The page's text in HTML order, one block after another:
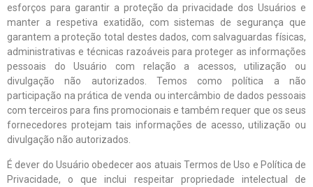
esforços para garantir a proteção da privacidade dos Usuários e
manter a respetiva exatidão, com sistemas de segurança que
garantem a proteção total destes dados, com salvaguardas físicas,
administrativas e técnicas razoáveis para proteger as informações
pessoais do Usuário com relação a acessos, utilização ou
divulgação não autorizados. Temos como política a não
participação na prática de venda ou intercâmbio de dados pessoais
com terceiros para fins promocionais e também requer que os seus
fornecedores protejam tais informações de acesso, utilização ou
divulgação não autorizados.
É dever do Usuário obedecer aos atuais Termos de Uso e Política de
Privacidade, o que inclui respeitar propriedade intelectual de